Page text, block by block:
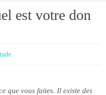
est votre don
que vous faites. Il existe des